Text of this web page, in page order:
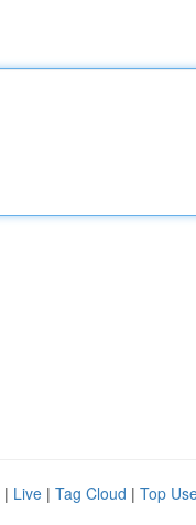
| Live | Tag Cloud | Top